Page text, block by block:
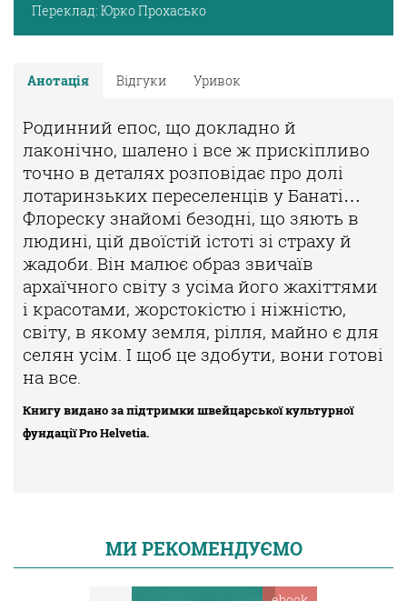
Переклад: Юрко Прохасько
Анотація Відгуки Уривок
Родинний епос, що докладно й
лаконічно, шалено і все ж прискіпливо
точно в деталях розповідає про долі
лотаринзьких переселенців у Банаті…
Флореску знайомі безодні, що зяють в
людині, цій двоїстій істоті зі страху й
жадоби. Він малює образ звичаїв
архаїчного світу з усіма його жахіттями
і красотами, жорстокістю і ніжністю,
світу, в якому земля, рілля, майно є для
селян усім. І щоб це здобути, вони готові
на все.
Книгу видано за підтримки швейцарської культурної
фундації Pro Helvetia.
МИ РЕКОМЕНДУЄМО